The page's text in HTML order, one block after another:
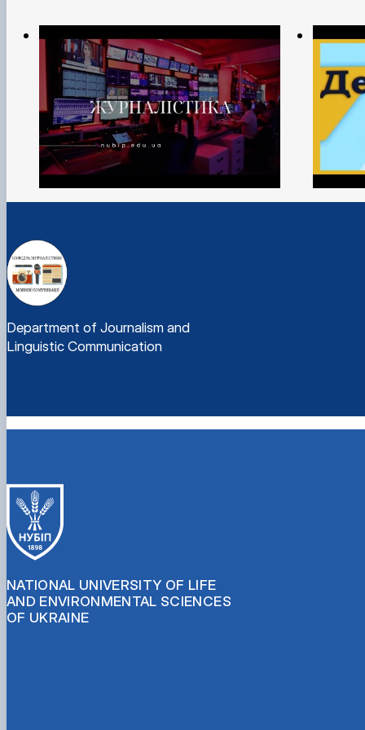
Department of Journalism and
Linguistic Communication
NATIONAL UNIVERSITY OF LIFE
AND ENVIRONMENTAL SCIENCES
OF UKRAINE